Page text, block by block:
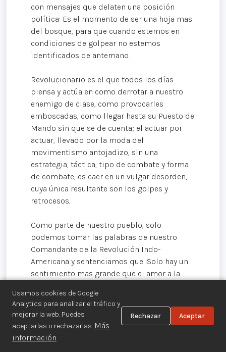
Usamos cookies de Google
Analytics para analizar el tráfico y
mejorar la web. Puedes
aceptarlas o rechazarlas. Más
información
Rechazar Aceptar
con mensajes que delaten una posición
política: Es el momento de ser una hoja mas
del bosque, para que cuando estemos en
condiciones de golpear no estemos
identificados de antemano.
Revolucionario es el que todos los días
piensa y actúa en como derrotar a nuestro
enemigo de clase, como provocarles
emboscadas, como llegar hasta su Puesto de
Mando sin que se de cuenta; el actuar por
actuar, llevado por la moda del
movimentismo antojadizo, sin una
estrategia, táctica, tipo de combate y forma
de combate, es caer en un vulgar desorden,
cuya única resultante son los golpes y
retrocesos.
Como parte de nuestro pueblo, solo
podemos tomar las palabras de nuestro
Comandante de la Revolución Indo-
Americana y sentenciamos que ¡Solo hay un
sentimiento mas grande que el amor a la
Con el PUEBLO, como Fuerza Principal
Político-Militar, creando CONCIENCIA
Revolucionaria y con el FUSIL, como guía de